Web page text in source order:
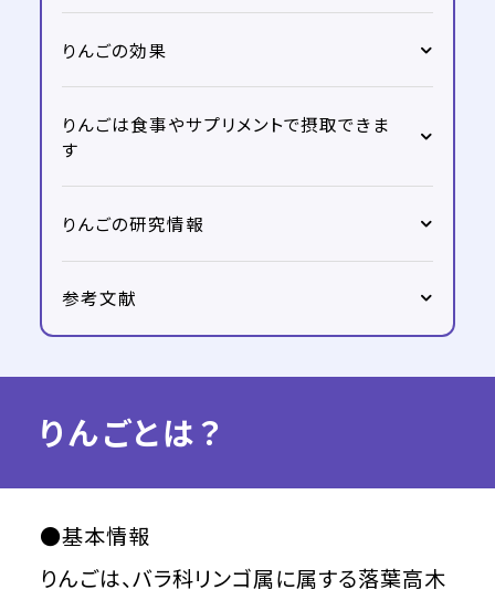
りんごの効果
りんごは食事やサプリメントで摂取できま
す
りんごの研究情報
参考文献
りんごとは？
●基本情報
りんごは、バラ科リンゴ属に属する落葉高木